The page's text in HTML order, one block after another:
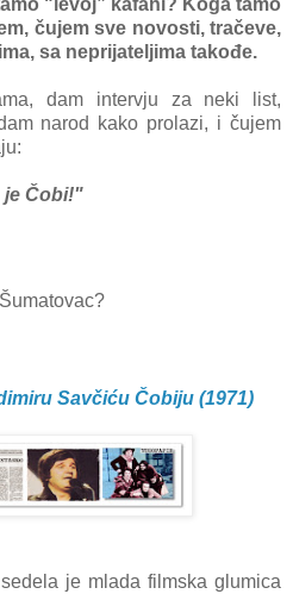
"levoj” kafani? Koga tamo
čujem sve novosti, tračeve,
sa neprijateljima takođe.
dam intervju za neki list,
narod kako prolazi, i čujem
je Čobi!"
Savčiću Čobiju (1971)
je mlada filmska glumica